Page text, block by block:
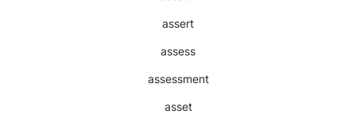
assert
assess
assessment
asset